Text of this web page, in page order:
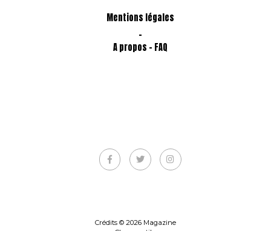
Mentions légales
-
A propos - FAQ
Crédits © 2026 Magazine